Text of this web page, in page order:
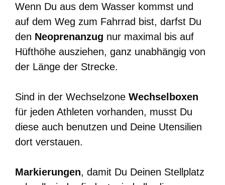
Wenn Du aus dem Wasser kommst und
auf dem Weg zum Fahrrad bist, darfst Du
den Neoprenanzug nur maximal bis auf
Hüfthöhe ausziehen, ganz unabhängig von
der Länge der Strecke.
Sind in der Wechselzone Wechselboxen
für jeden Athleten vorhanden, musst Du
diese auch benutzen und Deine Utensilien
dort verstauen.
Markierungen, damit Du Deinen Stellplatz